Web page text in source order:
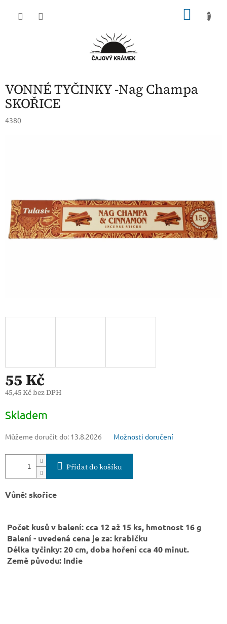
VONNÉ TYČINKY -Nag Champa
SKOŘICE
4380
55 Kč
45,45 Kč bez DPH
cena:
Skladem
Můžeme doručit do: 13.8.2026 Možnosti doručení
Přidat do košíku
Vůně: skořice
Počet kusů v balení: cca 12 až 15 ks, hmotnost 16 g
Balení - uvedená cena je za: krabičku
Délka tyčinky: 20 cm, doba hoření cca 40 minut.
Země původu: Indie